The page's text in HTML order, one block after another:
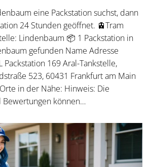
eine Packstation suchst, dann
24 Stunden geöffnet. 🚊Tram
Lindenbaum 📦 1 Packstation in
gefunden Name Adresse
Packstation 169 Aral-Tankstelle,
523, 60431 Frankfurt am Main
in der Nähe: Hinweis: Die
Bewertungen können…